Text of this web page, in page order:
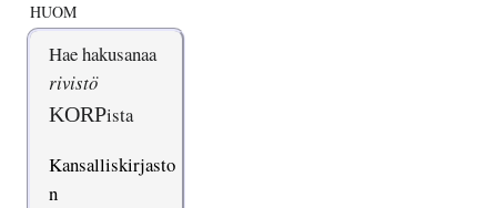
HUOM
Hae hakusanaa
rivistö
KORPista
Kansalliskirjasto
n